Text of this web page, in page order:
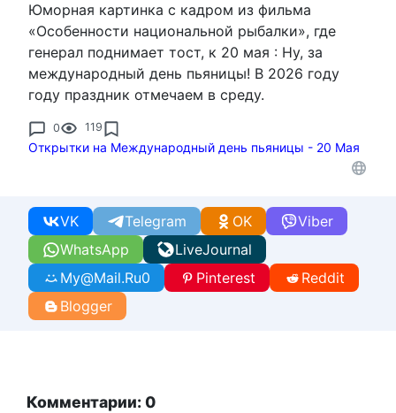
Юморная картинка с кадром из фильма
«Особенности национальной рыбалки», где
генерал поднимает тост, к 20 мая : Ну, за
международный день пьяницы! В 2026 году
году праздник отмечаем в среду.
0 119
Открытки на Международный день пьяницы - 20 Мая
WhatsApp
VK Telegram Viber
OK
LiveJournal
My@Mail.Ru0 Pinterest
Reddit
Blogger
Комментарии: 0